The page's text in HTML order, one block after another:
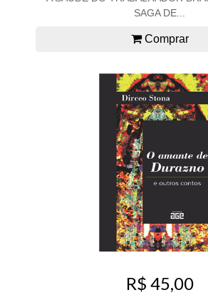
SAGA DE...
Comprar
R$ 45,00